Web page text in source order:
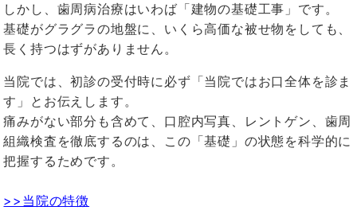
しかし、歯周病治療はいわば「建物の基礎工事」です。
基礎がグラグラの地盤に、いくら高価な被せ物をしても、
長く持つはずがありません。
当院では、初診の受付時に必ず「当院ではお口全体を診ま
す」とお伝えします。
痛みがない部分も含めて、口腔内写真、レントゲン、歯周
組織検査を徹底するのは、この「基礎」の状態を科学的に
把握するためです。
>>当院の特徴